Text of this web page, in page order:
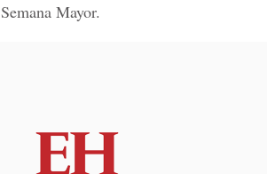
Semana Mayor.